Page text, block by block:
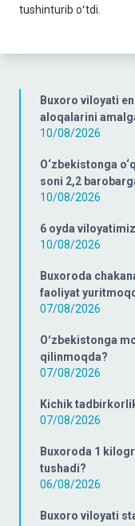
Buxoro viloyati
aloqalarini
10/08/2026
O‘zbekistonga
soni 2,2
10/08/2026
6 oyda
10/08/2026
Buxoroda
faoliyat
07/08/2026
Oʻzbekistonga
qilinmoqda?
07/08/2026
Kichik
07/08/2026
Buxoroda 1
tushadi?
06/08/2026
Buxoro viloyati
tushinturib oʻtdi.